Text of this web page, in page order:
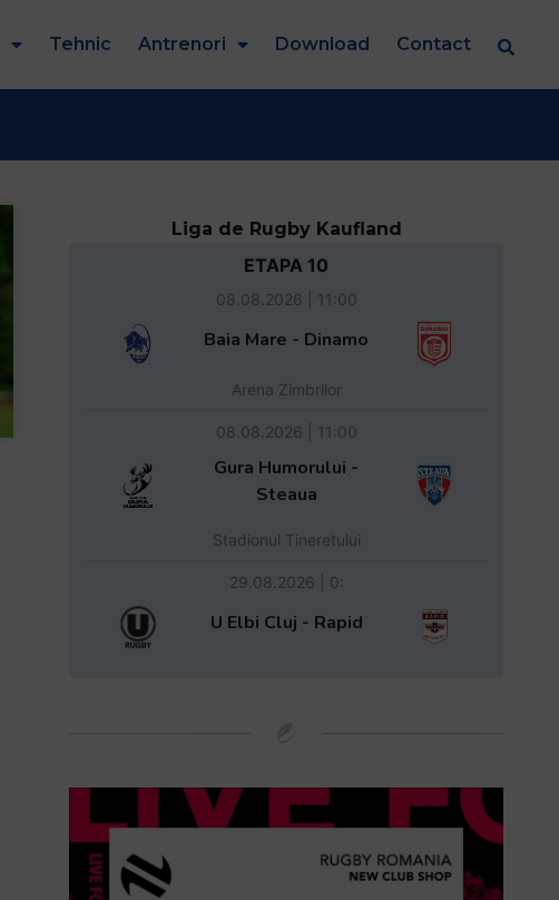
Tehnic Antrenori Download Contact
Liga de Rugby Kaufland
ETAPA 10
08.08.2026 | 11:00
Baia Mare - Dinamo
Arena Zimbrilor
08.08.2026 | 11:00
Gura Humorului -
Steaua
Stadionul Tineretului
29.08.2026 | 0:
U Elbi Cluj - Rapid